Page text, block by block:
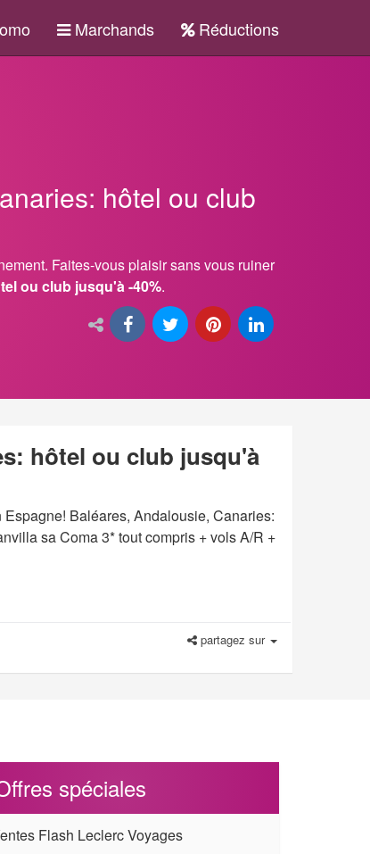
Marchands Réductions
hôtel ou club
Faites-vous plaisir sans vous ruiner
ou club jusqu'à -40%.
hôtel ou club jusqu'à
Baléares, Andalousie, Canaries:
sa Coma 3* tout compris + vols A/R +
partagez sur
spéciales
Flash Leclerc Voyages